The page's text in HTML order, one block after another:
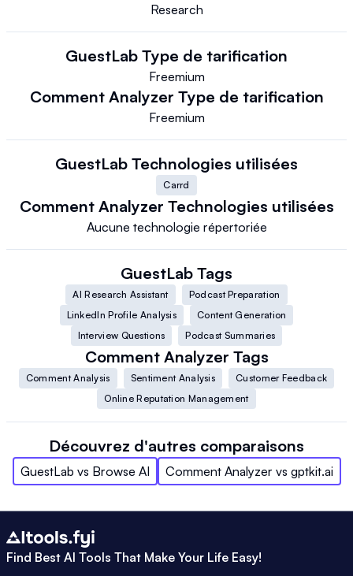
Research
GuestLab Type de tarification
Freemium
Comment Analyzer Type de tarification
Freemium
GuestLab Technologies utilisées
Carrd
Comment Analyzer Technologies utilisées
Aucune technologie répertoriée
GuestLab Tags
AI Research Assistant
Podcast Preparation
LinkedIn Profile Analysis
Content Generation
Interview Questions
Podcast Summaries
Comment Analyzer Tags
Comment Analysis Sentiment Analysis
Customer Feedback
Online Reputation Management
Découvrez d'autres comparaisons
GuestLab vs Browse AI Comment Analyzer vs gptkit.ai
Find Best AI Tools That Make Your Life Easy!